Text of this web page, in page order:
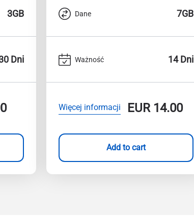
3GB
Dni
Dane 7GB
Ważność 14 Dni
Więcej informacji EUR14.00
Add to cart